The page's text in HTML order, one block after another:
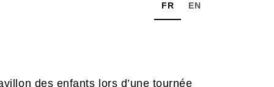
FR EN
des enfants lors d’une tournée